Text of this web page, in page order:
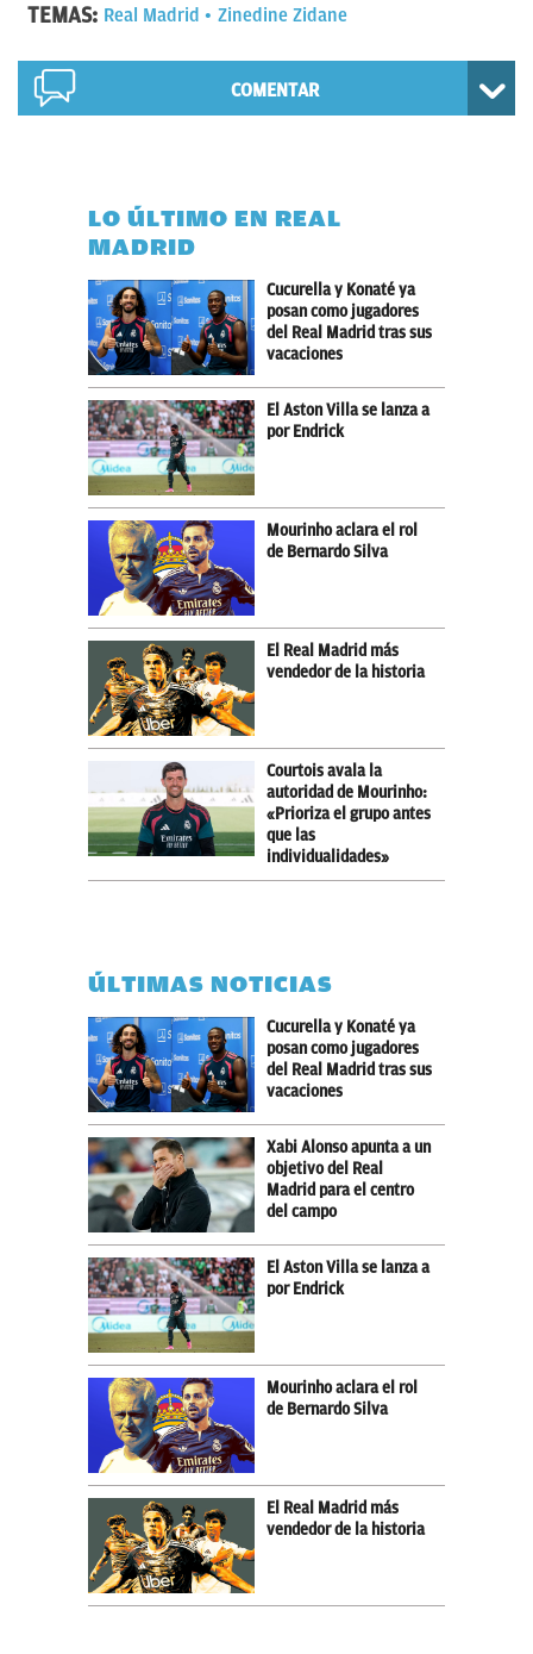
TEMAS: Real Madrid Zinedine Zidane
COMENTAR
LO ÚLTIMO EN REAL
MADRID
Cucurella y Konaté ya
posan como jugadores
del Real Madrid tras sus
vacaciones
El Aston Villa se lanza a
por Endrick
Mourinho aclara el rol
de Bernardo Silva
El Real Madrid más
vendedor de la historia
Courtois avala la
autoridad de Mourinho:
«Prioriza el grupo antes
que las
individualidades»
ÚLTIMAS NOTICIAS
Cucurella y Konaté ya
posan como jugadores
del Real Madrid tras sus
vacaciones
Xabi Alonso apunta a un
objetivo del Real
Madrid para el centro
del campo
El Aston Villa se lanza a
por Endrick
Mourinho aclara el rol
de Bernardo Silva
El Real Madrid más
vendedor de la historia